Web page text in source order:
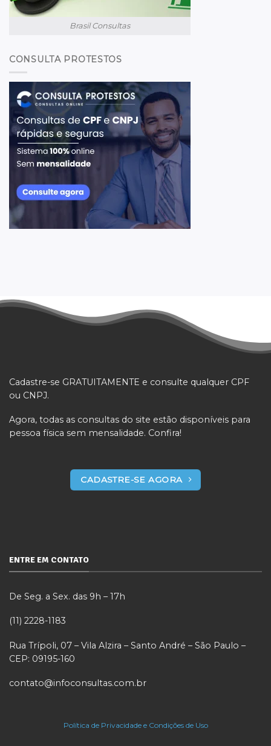
Brasil Consultas
CONSULTA PROTESTOS
Cadastre-se GRATUITAMENTE e consulte qualquer CPF
ou CNPJ.
Agora, todas as consultas do site estão disponíveis para
pessoa física sem mensalidade. Confira!
CADASTRE-SE AGORA
ENTRE EM CONTATO
De Seg. a Sex. das 9h – 17h
(11) 2228-1183
Rua Trípoli, 07 – Vila Alzira – Santo André – São Paulo –
CEP: 09195-160
contato@infoconsultas.com.br
Política de Privacidade e Condições de Uso